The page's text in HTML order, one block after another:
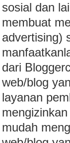
sosial dan
membuat
advertising)
dari
web/blog
layanan
mudah